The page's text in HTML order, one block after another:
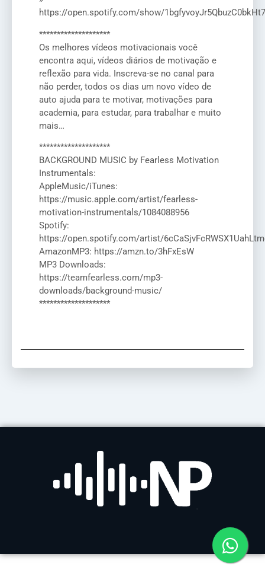
https://open.spotify.com/show/1bgfyvoyJr5QbuzC0bkHt7
********************
Os melhores vídeos motivacionais você
encontra aqui, vídeos diários de motivação e
reflexão para vida. Inscreva-se no canal para
não perder, todos os dias um novo vídeo de
auto ajuda para te motivar, motivações para
academia, para estudar, para trabalhar e muito
mais…
********************
BACKGROUND MUSIC by Fearless Motivation
Instrumentals:
AppleMusic/iTunes:
https://music.apple.com/artist/fearless-
motivation-instrumentals/1084088956
Spotify:
https://open.spotify.com/artist/
AmazonMP3: https://amzn.to/3hFxEsW
MP3 Downloads:
https://teamfearless.com/mp3-
downloads/background-music/
********************